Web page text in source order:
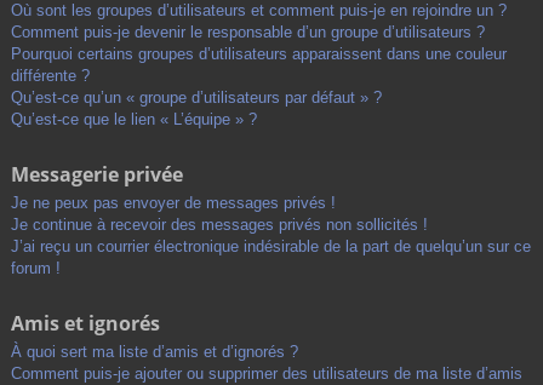
Où sont les groupes d’utilisateurs et comment puis-je en rejoindre un ?
Comment puis-je devenir le responsable d’un groupe d’utilisateurs ?
Pourquoi certains groupes d’utilisateurs apparaissent dans une couleur
différente ?
Qu’est-ce qu’un « groupe d’utilisateurs par défaut » ?
Qu’est-ce que le lien « L’équipe » ?
Messagerie privée
Je ne peux pas envoyer de messages privés !
Je continue à recevoir des messages privés non sollicités !
J’ai reçu un courrier électronique indésirable de la part de quelqu’un sur ce
forum !
Amis et ignorés
À quoi sert ma liste d’amis et d’ignorés ?
Comment puis-je ajouter ou supprimer des utilisateurs de ma liste d’amis